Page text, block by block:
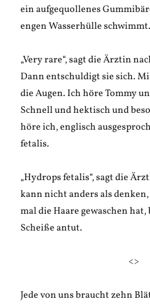
ein aufgequollenes
engen Wasserhülle schwimmt.
„Very rare“, sagt die Ärztin
Dann entschuldigt sie sich.
die Augen. Ich höre Tommy
Schnell und hektisch und
höre ich, englisch
fetalis.
„Hydrops fetalis“, sagt die
kann nicht anders als
mal die Haare gewaschen
Scheiße antut.
<>
Jede von uns braucht zehn